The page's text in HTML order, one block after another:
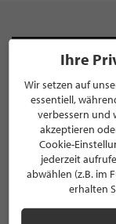
Bleiben Sie
unseren
von exklusiven
Mit der
unseren
ist jederzeit
Ihre
Wir setzen auf
essentiell,
verbessern und
akzeptieren
Cookie-
jederzeit
abwählen (z.B. im
erhalten